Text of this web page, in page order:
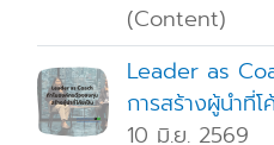
(Content)
Leader as
การสร้างผู้นำที่โ
10 มิ.ย. 2569